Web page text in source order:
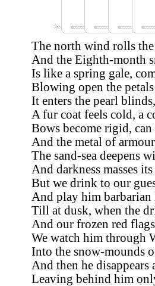
The north wind rolls the
And the Eighth-month
Is like a spring gale,
Blowing open the
It enters the pearl
A fur coat feels cold, a
Bows become rigid,
And the metal of
The sand-sea deepens
And darkness masses
But we drink to our
And play him barbarian
Till at dusk, when the
And our frozen red
We watch him through
Into the snow-mounds
And then he disappears
Leaving behind him